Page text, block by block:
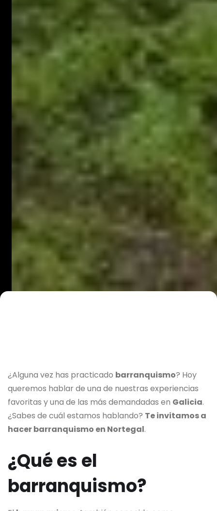
¿Alguna vez has practicado barranquismo? Hoy
queremos hablar de una de nuestras experiencias
favoritas y una de las más demandadas en Galicia.
¿Sabes de cuál estamos hablando? Te invitamos a
hacer barranquismo en Nortegal.
¿Qué es el
barranquismo?